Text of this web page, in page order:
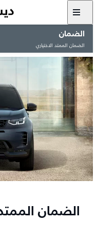
الضمان
الضمان الممتد الاختياري
الضمان